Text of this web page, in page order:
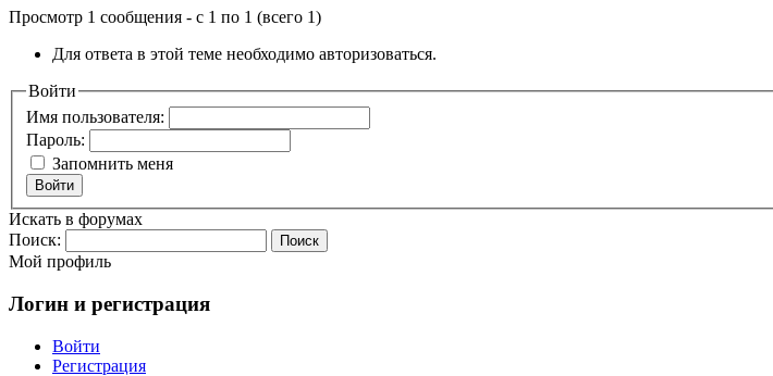
Просмотр 1 сообщения - с 1 по 1 (всего 1)
Для ответа в этой теме необходимо авторизоваться.
Войти
Имя пользователя:
Пароль:
Запомнить меня
Войти
Искать в форумах
Поиск:
Мой профиль
Логин и регистрация
Войти
Регистрация